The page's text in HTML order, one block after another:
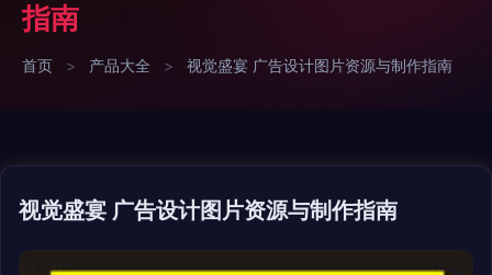
指南
首页 > 产品大全 > 视觉盛宴 广告设计图片资源与制作指南
视觉盛宴 广告设计图片资源与制作指南